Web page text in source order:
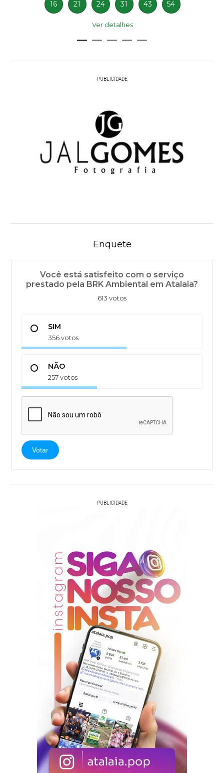
16 21 24 31 43 54
Ver detalhes
PUBLICIDADE
Enquete
Você está satisfeito com o serviço
prestado pela BRK Ambiental em Atalaia?
613 votos
SIM
356 votos
NÃO
257 votos
Votar
PUBLICIDADE